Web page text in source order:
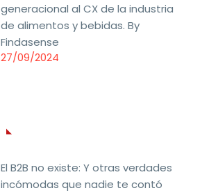
generacional al CX de la industria
de alimentos y bebidas. By
Findasense
27/09/2024
El B2B no existe: Y otras verdades
incómodas que nadie te contó